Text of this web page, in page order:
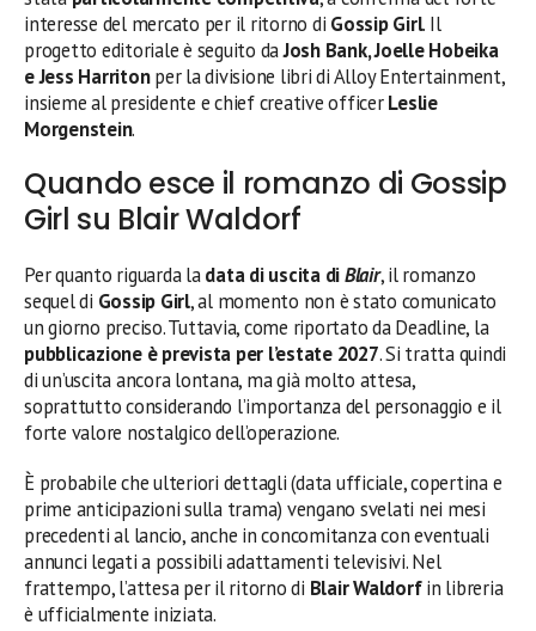
interesse del mercato per il ritorno di Gossip Girl. Il
progetto editoriale è seguito daJosh Bank, Joelle Hobeika
e Jess Harritonper la divisione libri di Alloy Entertainment,
insieme al presidente e chief creative officerLeslie
Morgenstein.
Quando esce il romanzo di Gossip
Girl su Blair Waldorf
Per quanto riguarda ladata di uscita diBlair, il romanzo
sequel di Gossip Girl, al momento non è stato comunicato
un giorno preciso. Tuttavia, come riportato da Deadline, la
pubblicazione è prevista per l’estate 2027. Si tratta quindi
di un’uscita ancora lontana, ma già molto attesa,
soprattutto considerando l’importanza del personaggio e il
forte valore nostalgico dell’operazione.
È probabile che ulteriori dettagli (data ufficiale, copertina e
prime anticipazioni sulla trama) vengano svelati nei mesi
precedenti al lancio, anche in concomitanza con eventuali
annunci legati a possibili adattamenti televisivi. Nel
frattempo, l’attesa per il ritorno di Blair Waldorfin libreria
è ufficialmente iniziata.